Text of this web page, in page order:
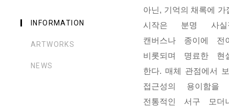
INFORMATION
ARTWORKS
NEWS
아닌, 기억의 채록에 가
시작은 분명 사실
캔버스나 종이에 전
비롯되며 명료한 현
한다. 매체 관점에서
접근성의 용이함을
전통적인 서구 모더